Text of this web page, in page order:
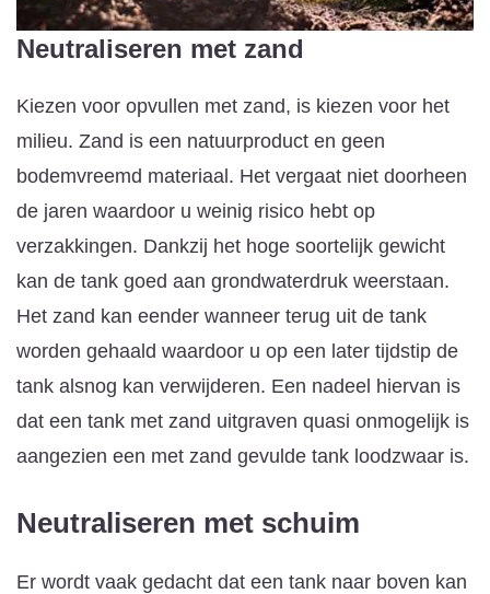
Neutraliseren met zand
Kiezen voor opvullen met zand, is kiezen voor het
milieu. Zand is een natuurproduct en geen
bodemvreemd materiaal. Het vergaat niet doorheen
de jaren waardoor u weinig risico hebt op
verzakkingen. Dankzij het hoge soortelijk gewicht
kan de tank goed aan grondwaterdruk weerstaan.
Het zand kan eender wanneer terug uit de tank
worden gehaald waardoor u op een later tijdstip de
tank alsnog kan verwijderen. Een nadeel hiervan is
dat een tank met zand uitgraven quasi onmogelijk is
aangezien een met zand gevulde tank loodzwaar is.
Neutraliseren met schuim
Er wordt vaak gedacht dat een tank naar boven kan